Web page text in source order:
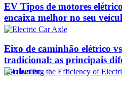
EV Tipos de motores
encaixa melhor no seu
Eixo de caminhão elétrico
tradicional: as principais
conhecer